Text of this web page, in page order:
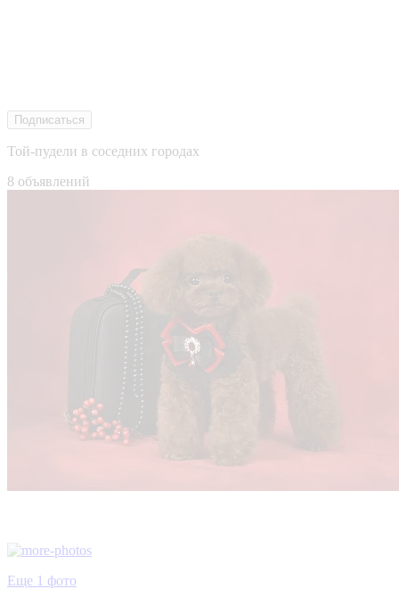
Подписаться
Той-пудели в соседних городах
8 объявлений
Еще 1 фото